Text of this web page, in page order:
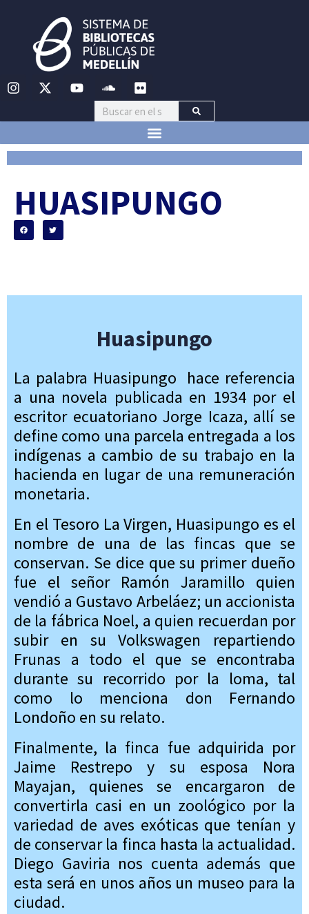
HUASIPUNGO
Huasipungo
La palabra Huasipungo hace referencia
a una novela publicada en 1934 por el
escritor ecuatoriano Jorge Icaza, allí se
define como una parcela entregada a los
indígenas a cambio de su trabajo en la
hacienda en lugar de una remuneración
monetaria.
En el Tesoro La Virgen, Huasipungo es el
nombre de una de las fincas que se
conservan. Se dice que su primer dueño
fue el señor Ramón Jaramillo quien
vendió a Gustavo Arbeláez; un accionista
de la fábrica Noel, a quien recuerdan por
subir en su Volkswagen repartiendo
Frunas a todo el que se encontraba
durante su recorrido por la loma, tal
como lo menciona don Fernando
Londoño en su relato.
Finalmente, la finca fue adquirida por
Jaime Restrepo y su esposa Nora
Mayajan, quienes se encargaron de
convertirla casi en un zoológico por la
variedad de aves exóticas que tenían y
de conservar la finca hasta la actualidad.
Diego Gaviria nos cuenta además que
esta será en unos años un museo para la
ciudad.